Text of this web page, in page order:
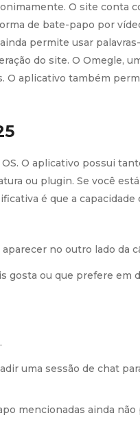
O site conta
de bate-papo por
permite usar
do site. O Omegle,
O aplicativo também
O aplicativo possui
ou plugin. Se você
é que a capacidade
no outro lado da
gosta ou que prefere em
uma sessão de chat
mencionadas ainda não